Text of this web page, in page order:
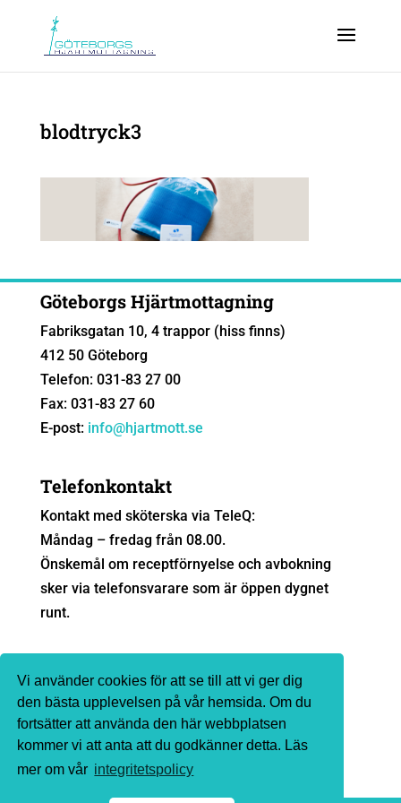
Vi använder cookies för att se till att vi ger dig
den bästa upplevelsen på vår hemsida. Om du
fortsätter att använda den här webbplatsen
kommer vi att anta att du godkänner detta. Läs
mer om vår integritetspolicy
blodtryck3
Göteborgs Hjärtmottagning
Fabriksgatan 10, 4 trappor (hiss finns)
412 50 Göteborg
Telefon: 031-83 27 00
Fax: 031-83 27 60
E-post: info@hjartmott.se
Telefonkontakt
Kontakt med sköterska via TeleQ:
Måndag – fredag från 08.00.
Önskemål om receptförnyelse och avbokning
sker via telefonsvarare som är öppen dygnet
runt.
Sjukvårdsrådgivning
Ingen sjukvårdsrådgivning sker via e-post. Vi
hänvisar till1177.seeller telefon 1177 för
sjukvårdsrådgivning.